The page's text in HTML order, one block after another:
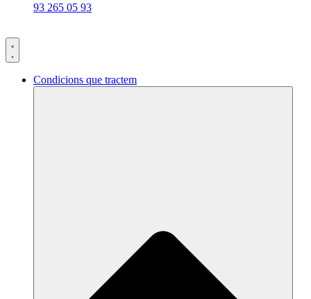
93 265 05 93
Condicions que tractem